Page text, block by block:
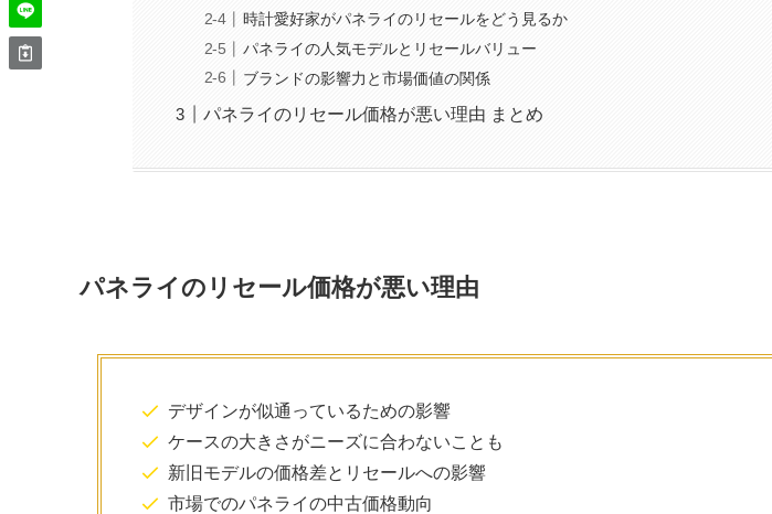
時計愛好家がパネライのリセールをどう見るか
パネライの人気モデルとリセールバリュー
ブランドの影響力と市場価値の関係
パネライのリセール価格が悪い理由 まとめ
パネライのリセール価格が悪い理由
デザインが似通っているための影響
ケースの大きさがニーズに合わないことも
新旧モデルの価格差とリセールへの影響
市場でのパネライの中古価格動向